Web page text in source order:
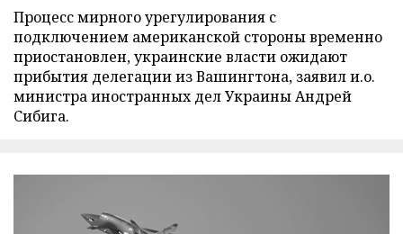
Процесс мирного урегулирования с
подключением американской стороны временно
приостановлен, украинские власти ожидают
прибытия делегации из Вашингтона, заявил и.о.
министра иностранных дел Украины Андрей
Сибига.